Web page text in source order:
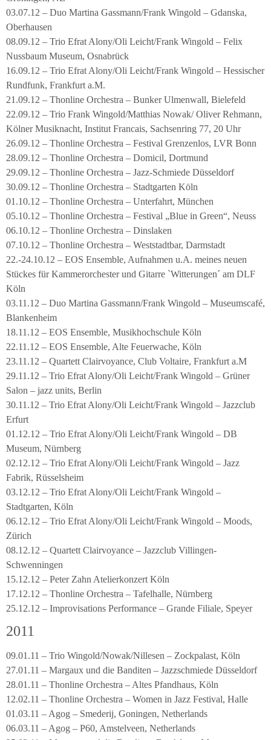
03.07.12 – Duo Martina Gassmann/Frank Wingold – Gdanska,
Oberhausen
08.09.12 – Trio Efrat Alony/Oli Leicht/Frank Wingold – Felix
Nussbaum Museum, Osnabrück
16.09.12 – Trio Efrat Alony/Oli Leicht/Frank Wingold – Hessischer
Rundfunk, Frankfurt a.M.
21.09.12 – Thonline Orchestra – Bunker Ulmenwall, Bielefeld
22.09.12 – Trio Frank Wingold/Matthias Nowak/ Oliver Rehmann,
Kölner Musiknacht, Institut Francais, Sachsenring 77, 20 Uhr
26.09.12 – Thonline Orchestra – Festival Grenzenlos, LVR Bonn
28.09.12 – Thonline Orchestra – Domicil, Dortmund
29.09.12 – Thonline Orchestra – Jazz-Schmiede Düsseldorf
30.09.12 – Thonline Orchestra – Stadtgarten Köln
01.10.12 – Thonline Orchestra – Unterfahrt, München
05.10.12 – Thonline Orchestra – Festival „Blue in Green“, Neuss
06.10.12 – Thonline Orchestra – Dinslaken
07.10.12 – Thonline Orchestra – Weststadtbar, Darmstadt
22.-24.10.12 – EOS Ensemble, Aufnahmen u.A. meines neuen
Stückes für Kammerorchester und Gitarre `Witterungen´ am DLF
Köln
03.11.12 – Duo Martina Gassmann/Frank Wingold – Museumscafé,
Blankenheim
18.11.12 – EOS Ensemble, Musikhochschule Köln
22.11.12 – EOS Ensemble, Alte Feuerwache, Köln
23.11.12 – Quartett Clairvoyance, Club Voltaire, Frankfurt a.M
29.11.12 – Trio Efrat Alony/Oli Leicht/Frank Wingold – Grüner
Salon – jazz units, Berlin
30.11.12 – Trio Efrat Alony/Oli Leicht/Frank Wingold – Jazzclub
Erfurt
01.12.12 – Trio Efrat Alony/Oli Leicht/Frank Wingold – DB
Museum, Nürnberg
02.12.12 – Trio Efrat Alony/Oli Leicht/Frank Wingold – Jazz
Fabrik, Rüsselsheim
03.12.12 – Trio Efrat Alony/Oli Leicht/Frank Wingold –
Stadtgarten, Köln
06.12.12 – Trio Efrat Alony/Oli Leicht/Frank Wingold – Moods,
Zürich
08.12.12 – Quartett Clairvoyance – Jazzclub Villingen-
Schwenningen
15.12.12 – Peter Zahn Atelierkonzert Köln
17.12.12 – Thonline Orchestra – Tafelhalle, Nürnberg
25.12.12 – Improvisations Performance – Grande Filiale, Speyer
2011
09.01.11 – Trio Wingold/Nowak/Nillesen – Zockpalast, Köln
27.01.11 – Margaux und die Banditen – Jazzschmiede Düsseldorf
28.01.11 – Thonline Orchestra – Altes Pfandhaus, Köln
12.02.11 – Thonline Orchestra – Women in Jazz Festival, Halle
01.03.11 – Agog – Smederij, Goningen, Netherlands
06.03.11 – Agog – P60, Amstelveen, Netherlands